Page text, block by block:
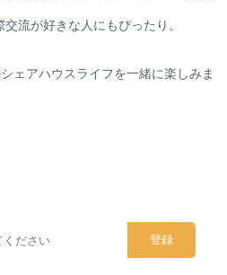
流が好きな人にもぴったり。
ェアハウスライフを一緒に楽しみま